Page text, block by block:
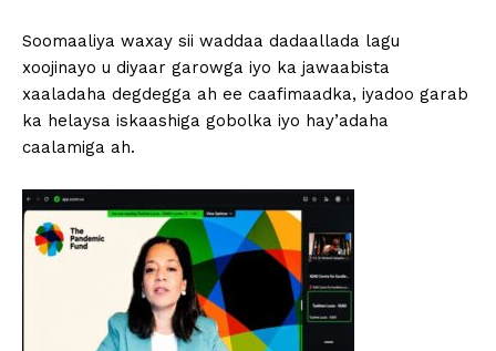
Soomaaliya waxay sii waddaa dadaallada lagu
xoojinayo u diyaar garowga iyo ka jawaabista
xaaladaha degdegga ah ee caafimaadka, iyadoo garab
ka helaysa iskaashiga gobolka iyo hay’adaha
caalamiga ah.